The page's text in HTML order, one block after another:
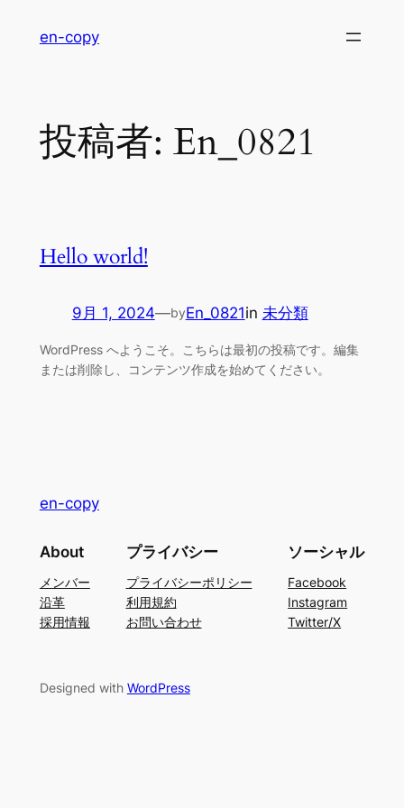
en-copy
投稿者: En_0821
Hello world!
9月 1, 2024—byEn_0821in 未分類
WordPress へようこそ。こちらは最初の投稿です。編集
または削除し、コンテンツ作成を始めてください。
en-copy
About
メンバー
沿革
採用情報
プライバシー
プライバシーポリシー
利用規約
お問い合わせ
ソーシャル
Facebook
Instagram
Twitter/X
Designed with WordPress